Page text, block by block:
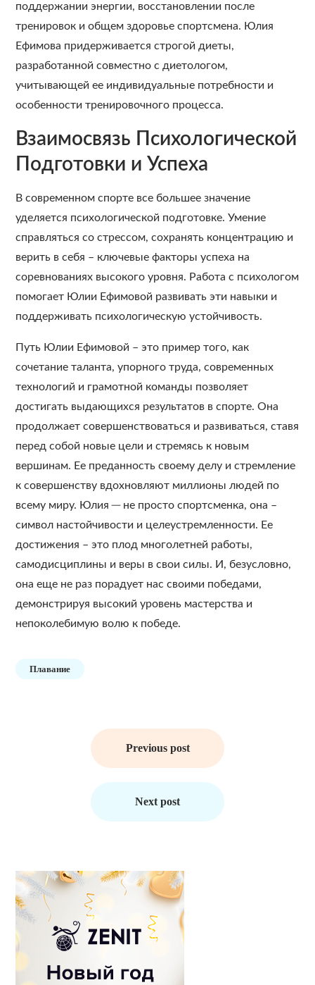
поддержании энергии, восстановлении после
тренировок и общем здоровье спортсмена. Юлия
Ефимова придерживается строгой диеты,
разработанной совместно с диетологом,
учитывающей ее индивидуальные потребности и
особенности тренировочного процесса.
Взаимосвязь Психологической
Подготовки и Успеха
В современном спорте все большее значение
уделяется психологической подготовке. Умение
справляться со стрессом, сохранять концентрацию и
верить в себя – ключевые факторы успеха на
соревнованиях высокого уровня. Работа с психологом
помогает Юлии Ефимовой развивать эти навыки и
поддерживать психологическую устойчивость.
Путь Юлии Ефимовой – это пример того, как
сочетание таланта, упорного труда, современных
технологий и грамотной команды позволяет
достигать выдающихся результатов в спорте. Она
продолжает совершенствоваться и развиваться, ставя
перед собой новые цели и стремясь к новым
вершинам. Ее преданность своему делу и стремление
к совершенству вдохновляют миллионы людей по
всему миру. Юлия ─ не просто спортсменка, она –
символ настойчивости и целеустремленности. Ее
достижения – это плод многолетней работы,
самодисциплины и веры в свои силы. И, безусловно,
она еще не раз порадует нас своими победами,
демонстрируя высокий уровень мастерства и
непоколебимую волю к победе.
Плавание
Previous post
Next post